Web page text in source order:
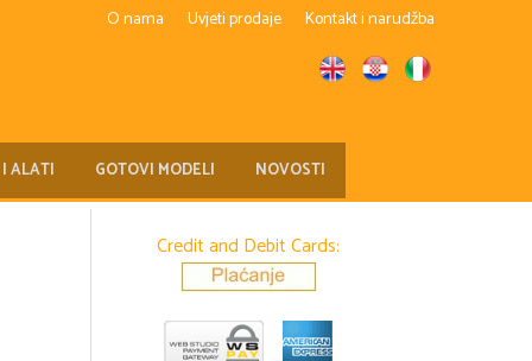
O nama Uvjeti prodaje Kontakt i narudžba
ALATI GOTOVI MODELI NOVOSTI
Credit and Debit Cards: